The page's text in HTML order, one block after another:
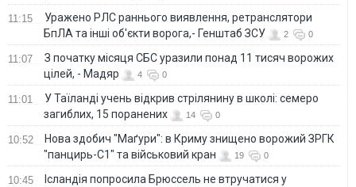
11:15
Уражено РЛС раннього виявлення, ретранслятори
БпЛА та інші об'єкти ворога,- Генштаб ЗСУ
2 0
11:07
З початку місяця СБС уразили понад 11 тисяч ворожих
цілей, - Мадяр
4 0
11:01
У Таїланді учень відкрив стрілянину в школі: семеро
загиблих, 15 поранених
14 0
10:52
Нова здобич "Маґури": в Криму знищено ворожий ЗРГК
"панцирь-С1" та військовий кран
19 0
10:45
Ісландія попросила Брюссель не втручатися у